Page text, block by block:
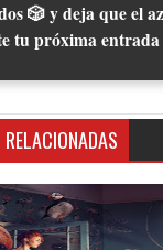
🎲 y deja que el
tu próxima entrada